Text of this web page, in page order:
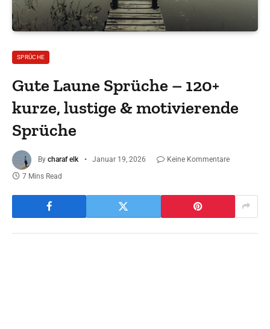
SPRÜCHE
Gute Laune Sprüche – 120+
kurze, lustige & motivierende
Sprüche
By charaf elk Januar 19, 2026
Keine Kommentare
7 Mins Read